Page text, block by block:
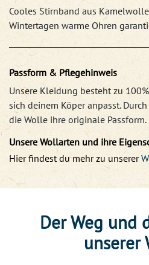
Cooles Stirnband aus
Wintertagen warme Ohren
Passform & Pflegehinweis
Unsere Kleidung besteht zu
sich deinem Köper anpasst. Durch
die Wolle ihre originale Passform.
Unsere Wollarten und ihre
Hier findest du mehr zu unserer
Der Weg und
unserer